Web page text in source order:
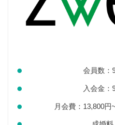
会員数：
入会金：
月会費：13,800円